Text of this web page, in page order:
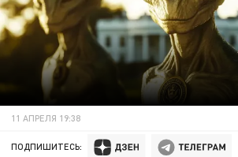
11 АПРЕЛЯ 19:38
ПОДПИШИТЕСЬ: